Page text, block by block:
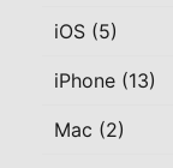
iOS (5)
iPhone (13)
Mac (2)